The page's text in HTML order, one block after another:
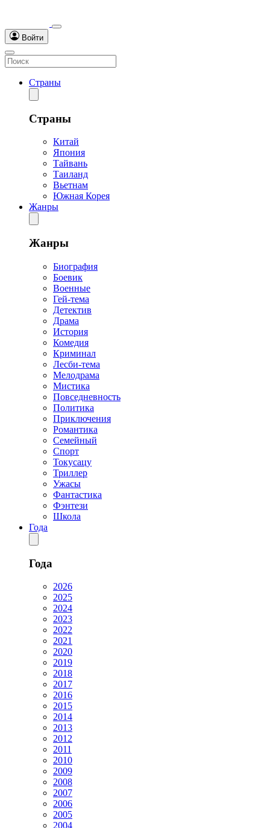
Войти
Страны
Страны
Китай
Япония
Тайвань
Таиланд
Вьетнам
Южная Корея
Жанры
Жанры
Биография
Боевик
Военные
Гей-тема
Детектив
Драма
История
Комедия
Криминал
Лесби-тема
Мелодрама
Мистика
Повседневность
Политика
Приключения
Романтика
Семейный
Спорт
Токусацу
Триллер
Ужасы
Фантастика
Фэнтези
Школа
Года
Года
2026
2025
2024
2023
2022
2021
2020
2019
2018
2017
2016
2015
2014
2013
2012
2011
2010
2009
2008
2007
2006
2005
2004